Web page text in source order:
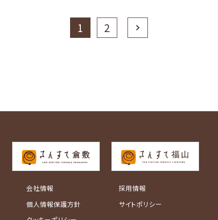
1 2 Next
会社情報
個人情報保護方針
採用情報
サイトポリシー